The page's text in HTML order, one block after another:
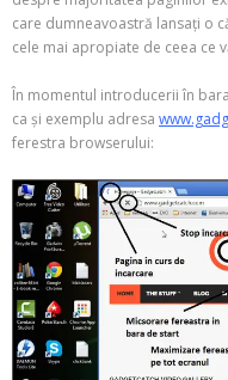
care dumneavoastră lansați o
cele mai apropiate de ceea ce
În momentul introducerii în
ca și exemplu adresa
ferestra browserului: